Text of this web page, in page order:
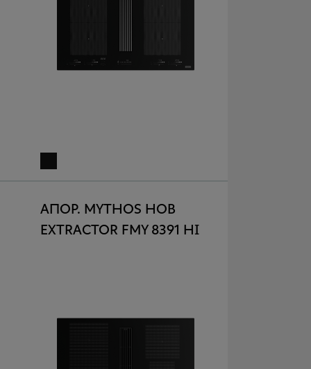
ΑΠΟΡ. MYTHOS HOB
EXTRACTOR FMY 8391 HI